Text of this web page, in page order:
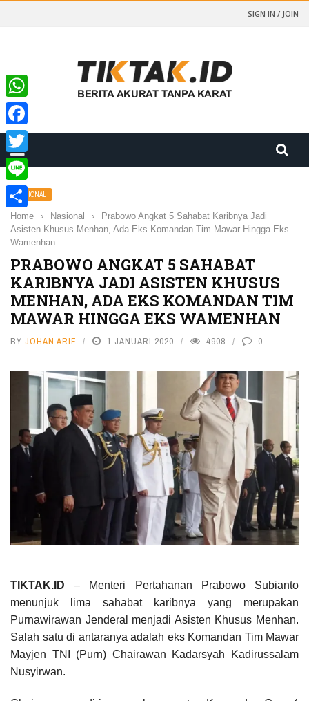
SIGN IN / JOIN
NASIONAL
Home › Nasional ›
Prabowo Angkat 5 Sahabat Karibnya Jadi
Asisten Khusus Menhan, Ada Eks Komandan Tim Mawar Hingga Eks
Wamenhan
PRABOWO ANGKAT 5 SAHABAT
KARIBNYA JADI ASISTEN KHUSUS
MENHAN, ADA EKS KOMANDAN TIM
MAWAR HINGGA EKS WAMENHAN
BY JOHAN ARIF 1 JANUARI 2020 4908 0
TIKTAK.ID – Menteri Pertahanan Prabowo Subianto
menunjuk lima sahabat karibnya yang merupakan
Purnawirawan Jenderal menjadi Asisten Khusus Menhan.
Salah satu di antaranya adalah eks Komandan Tim Mawar
Mayjen TNI (Purn) Chairawan Kadarsyah Kadirussalam
Nusyirwan.
WhatsApp
Facebook
Twitter
Line
Share